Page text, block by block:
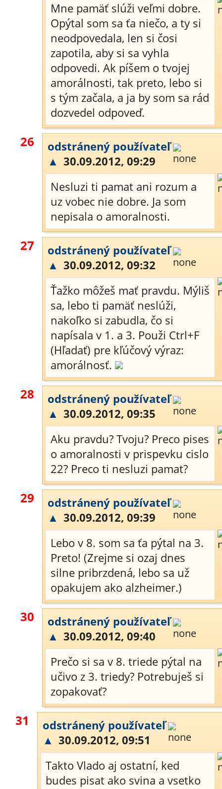
Mne pamäť slúži veľmi dobre.
Opýtal som sa ťa niečo, a ty si
neodpovedala, len si čosi
zapotila, aby si sa vyhla
odpovedi. Ak píšem o tvojej
amorálnosti, tak preto, lebo si
s tým začala, a ja by som sa rád
dozvedel odpoveď.
26
odstránený používateľ
▲ 30.09.2012, 09:29
Nesluzi ti pamat ani rozum a
uz vobec nie dobre. Ja som
nepisala o amoralnosti.
27
odstránený používateľ
▲ 30.09.2012, 09:32
Ťažko môžeš mať pravdu. Mýliš
sa, lebo ti pamäť neslúži,
nakoľko si zabudla, čo si
napísala v 1. a 3. Použi Ctrl+F
(Hľadať) pre kľúčový výraz:
amorálnosť.
28
odstránený používateľ
▲ 30.09.2012, 09:35
Aku pravdu? Tvoju? Preco pises
o amoralnosti v prispevku cislo
22? Preco ti nesluzi pamat?
29
odstránený používateľ
▲ 30.09.2012, 09:39
Lebo v 8. som sa ťa pýtal na 3.
Preto! (Zrejme si ozaj dnes
silne pribrzdená, lebo sa už
opakujem ako alzheimer.)
30
odstránený používateľ
▲ 30.09.2012, 09:40
Prečo si sa v 8. triede pýtal na
učivo z 3. triedy? Potrebuješ si
zopakovať?
31
odstránený používateľ
▲ 30.09.2012, 09:51
Takto Vlado aj ostatní, ked
budes pisat ako svina a vsetko